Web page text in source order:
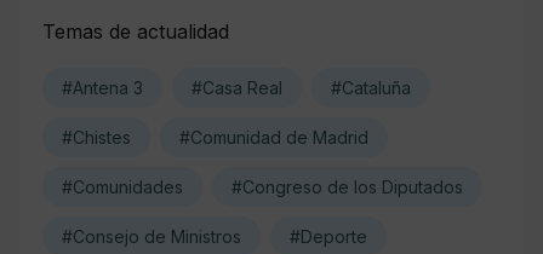
Temas de actualidad
#Antena 3 #Casa Real #Cataluña
#Chistes #Comunidad de Madrid
#Comunidades #Congreso de los Diputados
#Consejo de Ministros #Deporte